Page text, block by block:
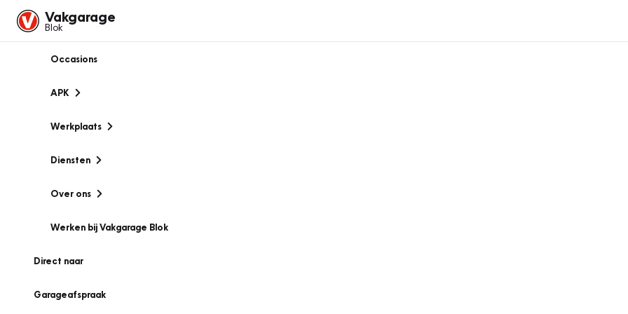
Vakgarage
Blok
Occasions
APK
Werkplaats
Diensten
Over ons
Werken bij Vakgarage Blok
Direct naar
Garageafspraak